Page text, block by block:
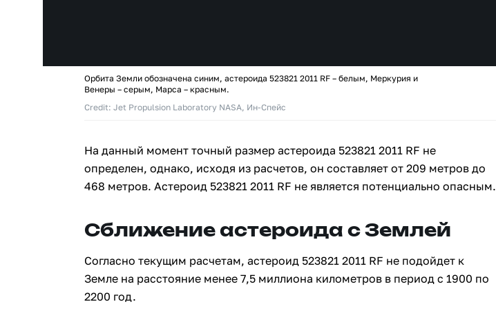
Орбита Земли обозначена синим, астероида 523821 2011 RF – белым, Меркурия и
Венеры – серым, Марса – красным.
Credit: Jet Propulsion Laboratory NASA, Ин-Спейс
На данный момент точный размер астероида 523821 2011 RF не
определен, однако, исходя из расчетов, он составляет от 209 метров до
468 метров. Астероид 523821 2011 RF не является потенциально опасным.
Сближение астероида с Землей
Согласно текущим расчетам, астероид 523821 2011 RF не подойдет к
Земле на расстояние менее 7,5 миллиона километров в период с 1900 по
2200 год.